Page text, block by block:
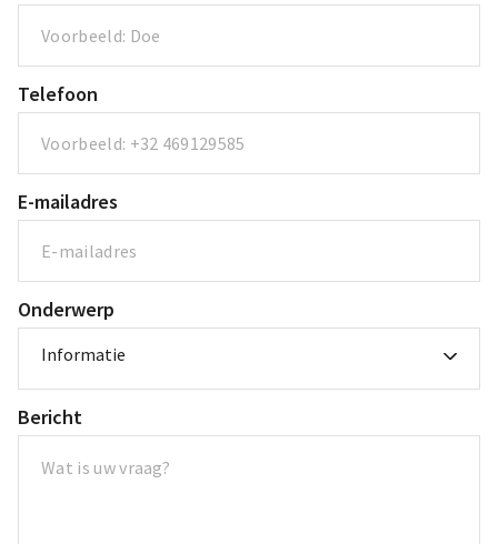
Telefoon
E-mailadres
Onderwerp
Informatie
Bericht